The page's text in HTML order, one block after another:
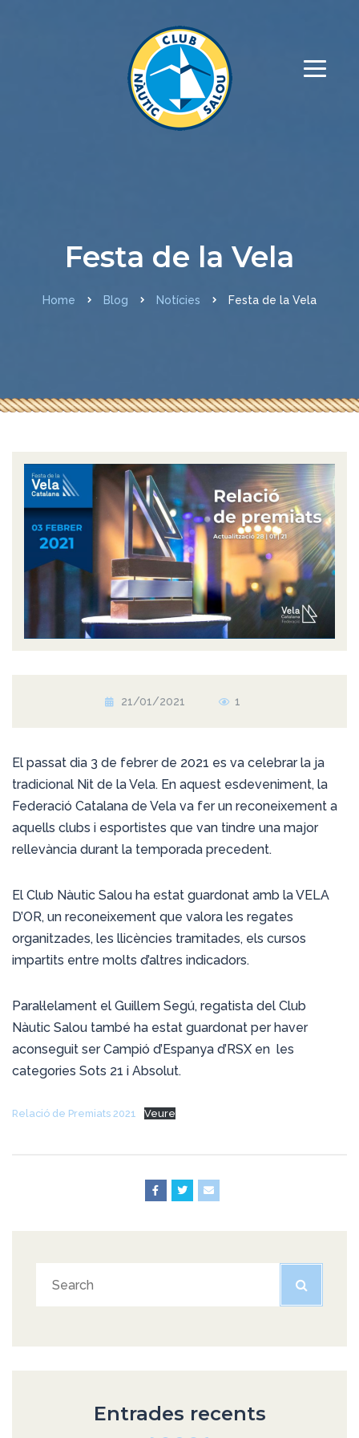
Festa de la Vela
Home Blog Notícies Festa de la Vela
21/01/2021 1
El passat dia 3 de febrer de 2021 es va celebrar la ja
tradicional Nit de la Vela. En aquest esdeveniment, la
Federació Catalana de Vela va fer un reconeixement a
aquells clubs i esportistes que van tindre una major
rellevància durant la temporada precedent.
El Club Nàutic Salou ha estat guardonat amb la VELA
D’OR, un reconeixement que valora les regates
organitzades, les llicències tramitades, els cursos
impartits entre molts d’altres indicadors.
Paral·lelament el Guillem Segú, regatista del Club
Nàutic Salou també ha estat guardonat per haver
aconseguit ser Campió d’Espanya d’RSX en les
categories Sots 21 i Absolut.
Relació de Premiats 2021 Veure
Entrades recents